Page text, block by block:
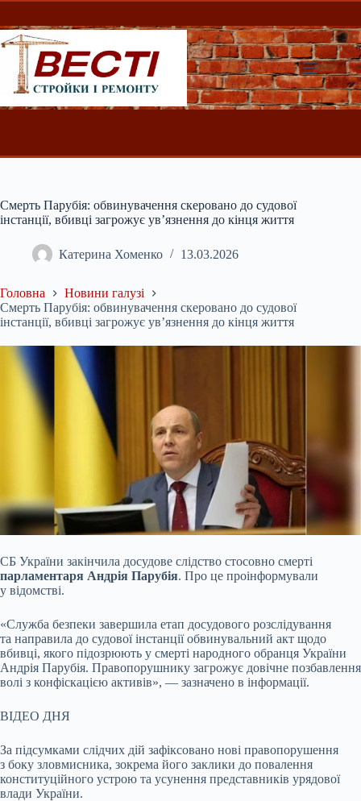
Перейти
вмісту
Смерть Парубія: обвинувачення скеровано до судової
інстанції, вбивці загрожує ув’язнення до кінця життя
Катерина Хоменко 13.03.2026
Головна
Новини галузі
Смерть Парубія: обвинувачення скеровано до судової
інстанції, вбивці загрожує ув’язнення до кінця життя
СБ України закінчила досудове слідство стосовно смерті
парламентаря Андрія Парубія. Про це проінформували
у відомстві.
«Служба безпеки завершила етап досудового розслідування
та направила до судової інстанції обвинувальний акт щодо
вбивці, якого підозрюють у смерті народного обранця України
Андрія Парубія. Правопорушнику загрожує довічне позбавлення
волі з конфіскацією активів», — зазначено в інформації.
ВІДЕО ДНЯ
За підсумками слідчих дій зафіксовано нові правопорушення
з боку зловмисника, зокрема його заклики до повалення
конституційного устрою та усунення представників урядової
влади України.